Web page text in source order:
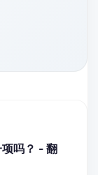
吗？ - 翻